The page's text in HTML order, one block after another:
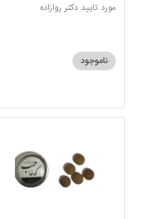
مورد تایید دکتر روازاده
ناموجود